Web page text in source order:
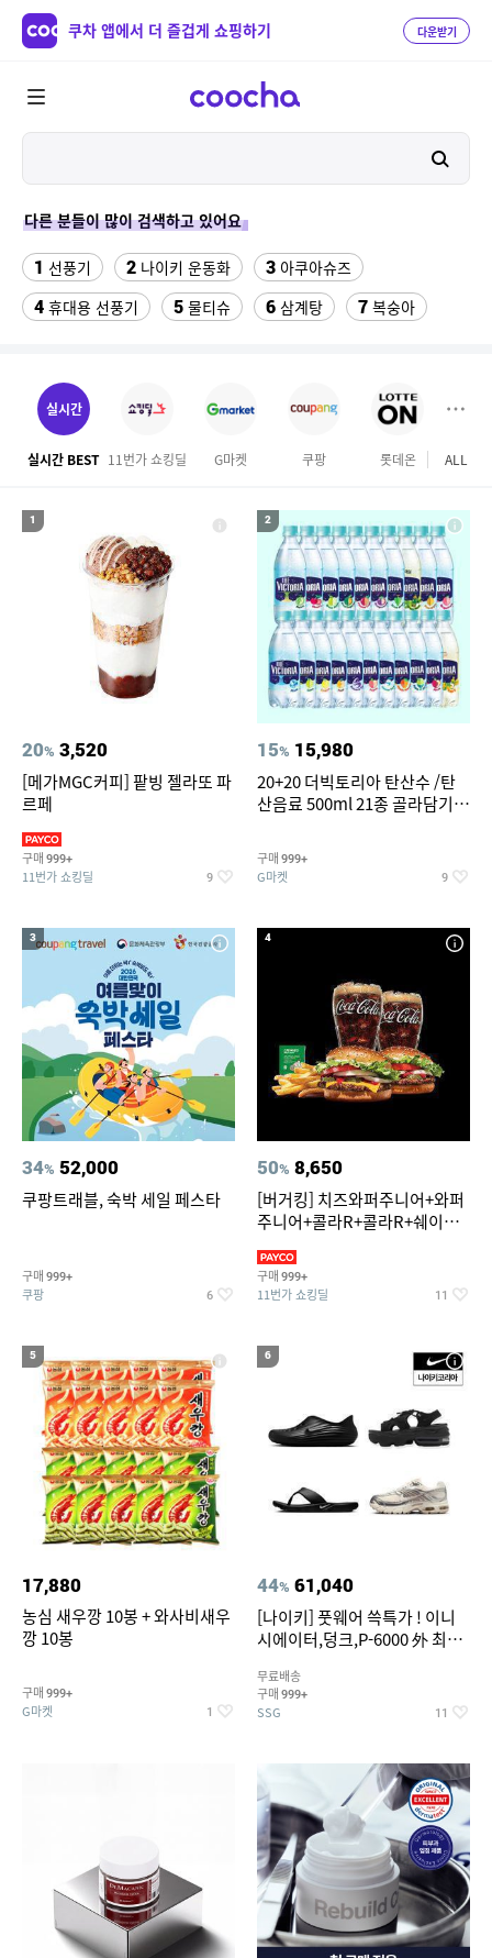
쿠차 앱에서 더 즐겁게 쇼핑하기 다운받기
다른 분들이 많이 검색하고 있어요
1 선풍기 2 나이키 운동화 3 아쿠아슈즈
4 휴대용 선풍기 5 물티슈 6 삼계탕 7 복숭아
ESSECORE KLEVV DDR4-3200 CL22 파인인포 (16GB)
10 수향미쌀10kg특등급
11 휴대용 무선 냉각선풍기 FA JE ULRA
남자 여름바지 린넨 면바지 와이드 밴딩 치노 팬츠 스판
실외기없는 에어컨 윌슨남성반팔티
성인용세발자전거중고 크로커다일레이디블라우스
컬쳐랜드 18 19 여성실내수영복
라인댄스옷
ALL
실시간
실시간 BEST 11번가 쇼킹딜 G마켓 쿠팡 롯데온
1
20% 3,520
[메가MGC커피] 팥빙 젤라또 파
르페
구매 999+
11번가 쇼킹딜 9
2
15% 15,980
20+20 더빅토리아 탄산수 /탄
산음료 500ml 21종 골라담기
구매 999+
G마켓 9
3
34% 52,000
쿠팡트래블, 숙박 세일 페스타
구매 999+
쿠팡 6
4
50% 8,650
[버거킹] 치즈와퍼주니어+와퍼
주니어+콜라R+콜라R+쉐이킹
구매 999+
11번가 쇼킹딜 11
5
17,880
농심 새우깡 10봉 + 와사비새우
깡 10봉
구매 999+
G마켓 1
6
44% 61,040
[나이키] 풋웨어 쓱특가 ! 이니
시에이터,덩크,P-6000 外 최대
무료배송
구매 999+
SSG 11